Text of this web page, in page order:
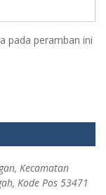
pada peramban ini
Kecamatan
Kode Pos 53471